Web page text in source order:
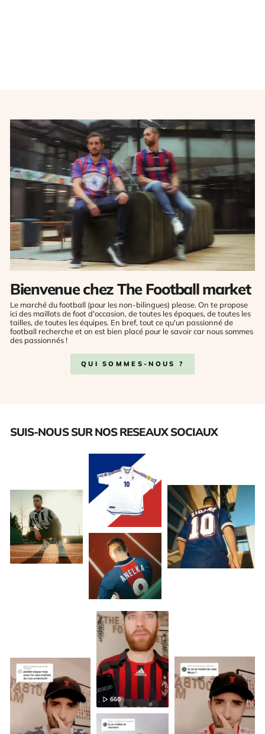
Bienvenue chez The Football market
Le marché du football (pour les non-bilingues) please. On te propose
ici des maillots de foot d'occasion, de toutes les époques, de toutes les
tailles, de toutes les équipes. En bref, tout ce qu'un passionné de
football recherche et on est bien placé pour le savoir car nous sommes
des passionnés !
QUI SOMMES-NOUS ?
SUIS-NOUS SUR NOS RESEAUX SOCIAUX